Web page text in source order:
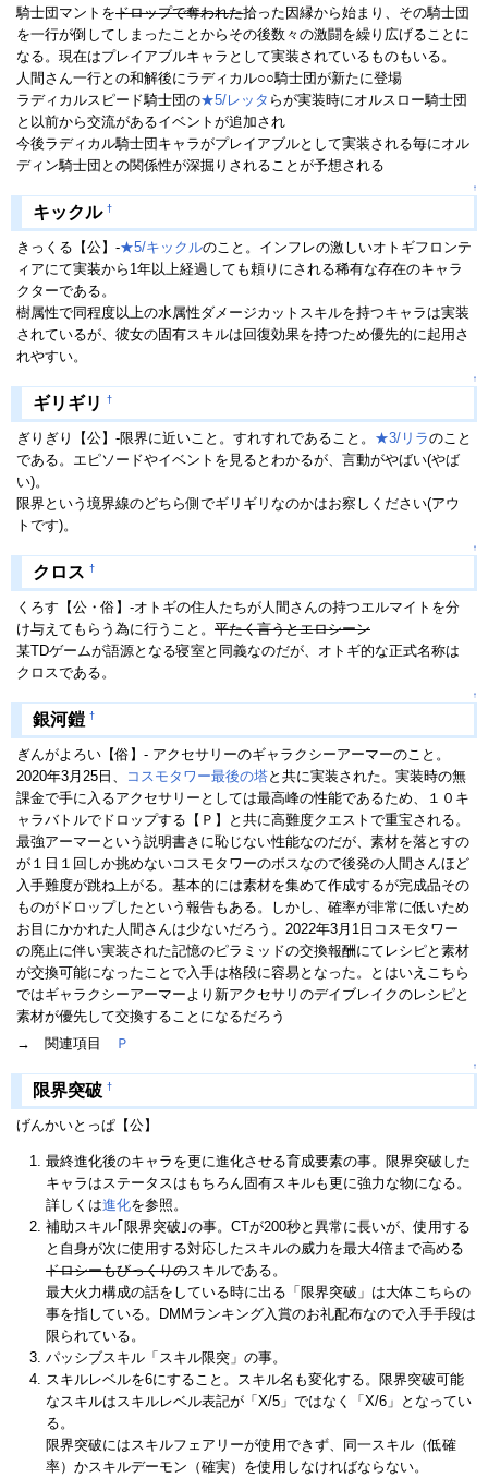
騎士団マントをドロップで奪われた拾った因縁から始まり、その騎士団
を一行が倒してしまったことからその後数々の激闘を繰り広げることに
なる。現在はプレイアブルキャラとして実装されているものもいる。
人間さん一行との和解後にラディカル○○騎士団が新たに登場
ラディカルスピード騎士団の★5/レッタ らが実装時にオルスロー騎士団
と以前から交流があるイベントが追加され
今後ラディカル騎士団キャラがプレイアブルとして実装される毎にオル
ディン騎士団との関係性が深掘りされることが予想される
↑
キックル †
きっくる【公】-★5/キックルのこと。インフレの激しいオトギフロンテ
ィアにて実装から1年以上経過しても頼りにされる稀有な存在のキャラ
クターである。
樹属性で同程度以上の水属性ダメージカットスキルを持つキャラは実装
されているが、彼女の固有スキルは回復効果を持つため優先的に起用さ
れやすい。
↑
ギリギリ †
ぎりぎり【公】-限界に近いこと。すれすれであること。 ★3/リラのこと
である。エピソードやイベントを見るとわかるが、言動がやばい(やば
い)。
限界という境界線のどちら側でギリギリなのかはお察しください(アウ
トです)。
↑
クロス †
くろす【公・俗】-オトギの住人たちが人間さんの持つエルマイトを分
け与えてもらう為に行うこと。 平たく言うとエロシーン
某TDゲームが語源となる寝室と同義なのだが、オトギ的な正式名称は
クロスである。
↑
銀河鎧 †
ぎんがよろい【俗】- アクセサリーのギャラクシーアーマーのこと。
2020年3月25日、
コスモタワー最後の塔と共に実装された。実装時の無
課金で手に入るアクセサリーとしては最高峰の性能であるため、１０キ
ャラバトルでドロップする【Ｐ】と共に高難度クエストで重宝される。
最強アーマーという説明書きに恥じない性能なのだが、素材を落とすの
が１日１回しか挑めないコスモタワーのボスなので後発の人間さんほど
入手難度が跳ね上がる。基本的には素材を集めて作成するが完成品その
ものがドロップしたという報告もある。しかし、確率が非常に低いため
お目にかかれた人間さんは少ないだろう。2022年3月1日コスモタワー
の廃止に伴い実装された記憶のピラミッドの交換報酬にてレシピと素材
が交換可能になったことで入手は格段に容易となった。とはいえこちら
ではギャラクシーアーマーより新アクセサリのデイブレイクのレシピと
素材が優先して交換することになるだろう
→ 関連項目
Ｐ
↑
限界突破 †
げんかいとっぱ【公】
最終進化後のキャラを更に進化させる育成要素の事。限界突破した
キャラはステータスはもちろん固有スキルも更に強力な物になる。
詳しくは進化を参照。
補助スキル｢限界突破｣の事。CTが200秒と異常に長いが、使用する
と自身が次に使用する対応したスキルの威力を最大4倍まで高める
ドロシーもびっくりのスキルである。
最大火力構成の話をしている時に出る「限界突破」は大体こちらの
事を指している。DMMランキング入賞のお礼配布なので入手手段は
限られている。
パッシブスキル「スキル限突」の事。
スキルレベルを6にすること。スキル名も変化する。限界突破可能
なスキルはスキルレベル表記が「X/5」ではなく「X/6」となってい
る。
限界突破にはスキルフェアリーが使用できず、同一スキル（低確
率）かスキルデーモン（確実）を使用しなければならない。